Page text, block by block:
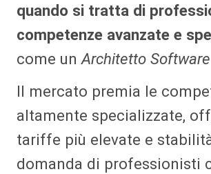
quando si tratta di
competenze avanzate e
come un Architetto Software
Il mercato premia le
altamente specializzate,
tariffe più elevate e
domanda di professionisti